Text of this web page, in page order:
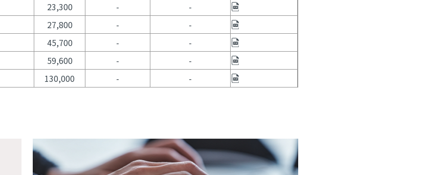
23,300 -
-
27,800 -
-
45,700 -
-
59,600 -
-
130,000 - -